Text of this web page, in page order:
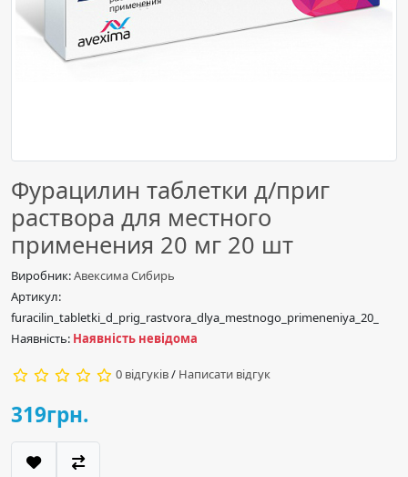
Фурацилин таблетки д/приг
раствора для местного
применения 20 мг 20 шт
Виробник:Авексима Сибирь
Артикул:
furacilin_tabletki_d_prig_rastvora_dlya_mestnogo_primeneniya_20_
Наявність: Наявність невідома
0 відгуків/ Написати відгук
319грн.